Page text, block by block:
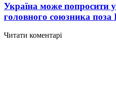
Україна може попросити
головного союзника
Читати коментарі